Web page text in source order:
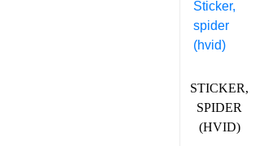
STICKER,
SPIDER
(HVID)